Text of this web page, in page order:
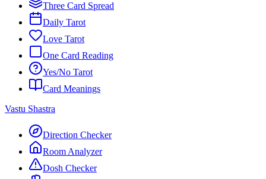
Three Card Spread
Daily Tarot
Love Tarot
One Card Reading
Yes/No Tarot
Card Meanings
Vastu Shastra
Direction Checker
Room Analyzer
Dosh Checker